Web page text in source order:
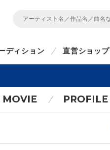
ディション 直営ショップ
MOVIE PROFILE